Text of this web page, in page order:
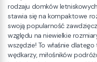
rodzaju domków
stawia się na kompaktowe
swoją popularność
względu na niewielkie
wszędzie! To właśnie
wędkarzy, miłośników